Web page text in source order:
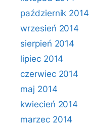
październik 2014
wrzesień 2014
sierpień 2014
lipiec 2014
czerwiec 2014
maj 2014
kwiecień 2014
marzec 2014